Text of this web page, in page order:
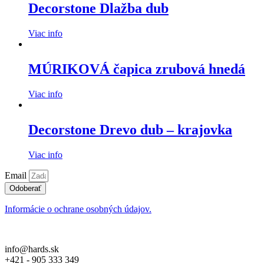
Decorstone Dlažba dub
Viac info
MÚRIKOVÁ čapica zrubová hnedá
Viac info
Decorstone Drevo dub – krajovka
Viac info
Email
Odoberať
Informácie o ochrane osobných údajov.
info@hards.sk
+421 - 905 333 349